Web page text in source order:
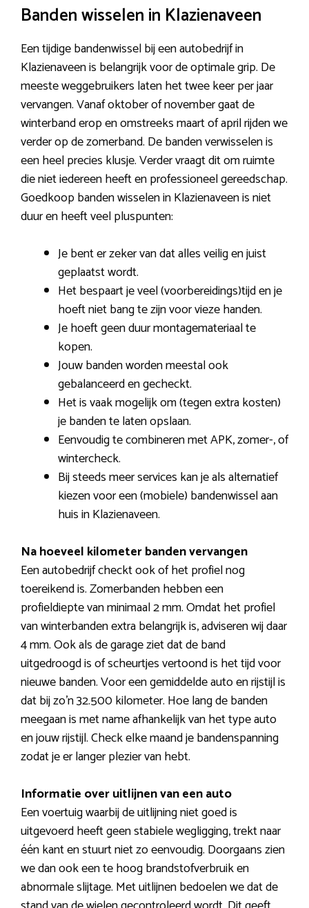
Banden wisselen in Klazienaveen
Een tijdige bandenwissel bij een autobedrijf in
Klazienaveen is belangrijk voor de optimale grip. De
meeste weggebruikers laten het twee keer per jaar
vervangen. Vanaf oktober of november gaat de
winterband erop en omstreeks maart of april rijden we
verder op de zomerband. De banden verwisselen is
een heel precies klusje. Verder vraagt dit om ruimte
die niet iedereen heeft en professioneel gereedschap.
Goedkoop banden wisselen in Klazienaveen is niet
duur en heeft veel pluspunten:
Je bent er zeker van dat alles veilig en juist
geplaatst wordt.
Het bespaart je veel (voorbereidings)tijd en je
hoeft niet bang te zijn voor vieze handen.
Je hoeft geen duur montagemateriaal te
kopen.
Jouw banden worden meestal ook
gebalanceerd en gecheckt.
Het is vaak mogelijk om (tegen extra kosten)
je banden te laten opslaan.
Eenvoudig te combineren met APK, zomer-, of
wintercheck.
Bij steeds meer services kan je als alternatief
kiezen voor een (mobiele) bandenwissel aan
huis in Klazienaveen.
Na hoeveel kilometer banden vervangen
Een autobedrijf checkt ook of het profiel nog
toereikend is. Zomerbanden hebben een
profieldiepte van minimaal 2 mm. Omdat het profiel
van winterbanden extra belangrijk is, adviseren wij daar
4 mm. Ook als de garage ziet dat de band
uitgedroogd is of scheurtjes vertoond is het tijd voor
nieuwe banden. Voor een gemiddelde auto en rijstijl is
dat bij zo’n 32.500 kilometer. Hoe lang de banden
meegaan is met name afhankelijk van het type auto
en jouw rijstijl. Check elke maand je bandenspanning
zodat je er langer plezier van hebt.
Informatie over uitlijnen van een auto
Een voertuig waarbij de uitlijning niet goed is
uitgevoerd heeft geen stabiele wegligging, trekt naar
één kant en stuurt niet zo eenvoudig. Doorgaans zien
we dan ook een te hoog brandstofverbruik en
abnormale slijtage. Met uitlijnen bedoelen we dat de